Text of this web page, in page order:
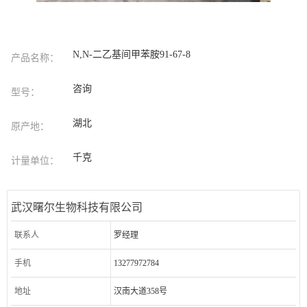
产品名称： N,N-二乙基间甲苯胺91-67-8
型号： 咨询
原产地： 湖北
计量单位： 千克
武汉曙尔生物科技有限公司
联系人 罗经理
手机 13277972784
地址 汉南大道358号